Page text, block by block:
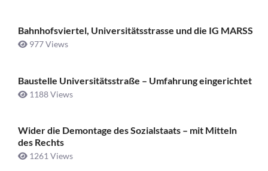
Bahnhofsviertel, Universitätsstrasse und die IG MARSS
977 Views
Baustelle Universitätsstraße ­– Umfahrung eingerichtet
1188 Views
Wider die Demontage des Sozialstaats – mit Mitteln
des Rechts
1261 Views